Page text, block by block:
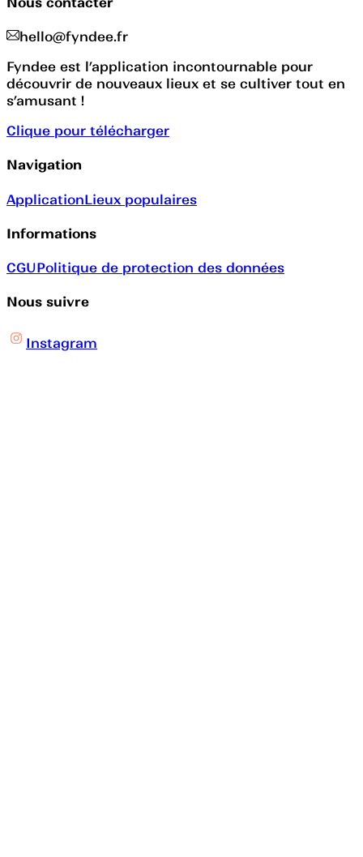
hello@fyndee.fr
Fyndee est l’application incontournable pour
découvrir de nouveaux lieux et se cultiver tout en
s’amusant !
Clique pour télécharger
Navigation
ApplicationLieux populaires
Informations
CGUPolitique de protection des données
Nous suivre
Instagram